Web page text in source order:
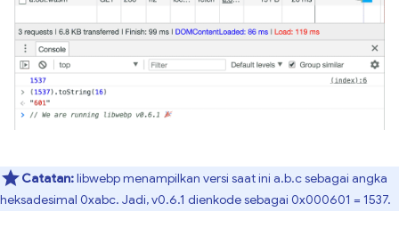
Catatan:libwebp menampilkan versi saat ini a.b.c sebagai angka
heksadesimal 0xabc. Jadi, v0.6.1 dienkode sebagai 0x000601 = 1537.